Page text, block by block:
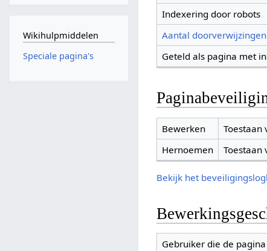
Indexering door robots
Aantal
Geteld als pagina met
Bewerken
Toestaan
Hernoemen
Toestaan
Bekijk het
Gebruiker die de
Wikihulpmiddelen
Speciale pagina's